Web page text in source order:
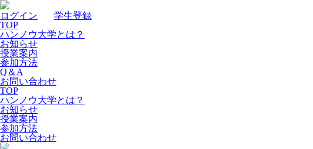
ログイン
学生登録
TOP
ハンノウ大学とは？
お知らせ
授業案内
参加方法
Q＆A
お問い合わせ
TOP
ハンノウ大学とは？
お知らせ
授業案内
参加方法
お問い合わせ